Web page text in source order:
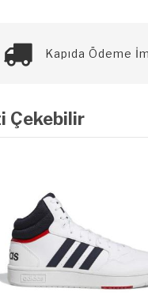
Kapıda Ödeme
Çekebilir